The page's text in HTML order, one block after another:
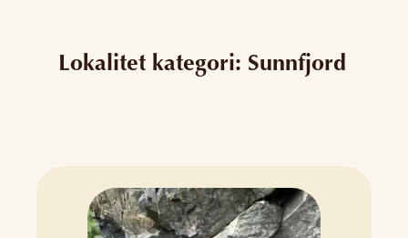
Lokalitet kategori: Sunnfjord